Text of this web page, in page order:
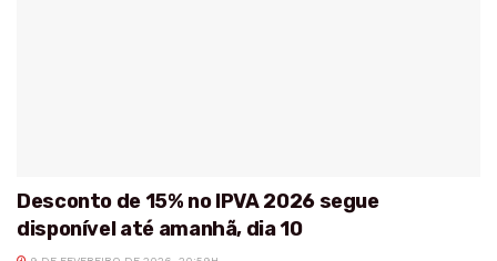
Desconto de 15% no IPVA 2026 segue
disponível até amanhã, dia 10